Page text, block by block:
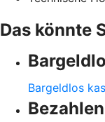
Das könnte
Bargeldlos